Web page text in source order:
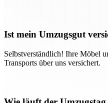
Ist mein Umzugsgut
Selbstverständlich! Ihre Möbel
Transports über uns versichert.